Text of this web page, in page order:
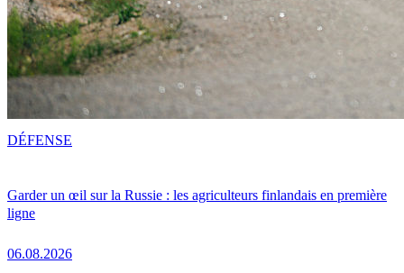
Garder un œil sur la Russie : les agriculteurs finlandais en première
ligne
06.08.2026
DÉFENSE